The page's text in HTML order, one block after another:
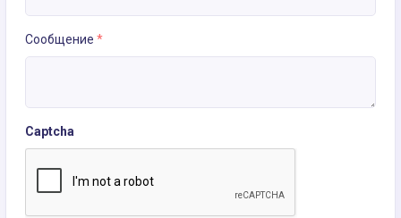
Сообщение *
Captcha